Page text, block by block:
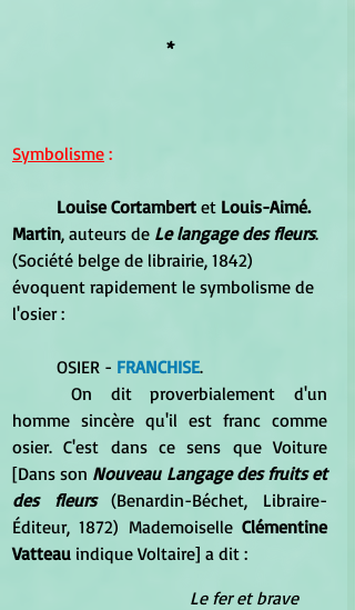
*
Symbolisme :
Louise Cortambert et Louis-Aimé.
Martin, auteurs de Le langage des fleurs.
(Société belge de librairie, 1842)
évoquent rapidement le symbolisme de
l'osier :
	OSIER -
FRANCHISE.
homme sincère qu'il est franc comme
osier. C'est dans ce sens que Voiture
[Dans son Nouveau Langage des fruits et
des fleurs (Benardin-Béchet, Libraire-
Éditeur, 1872) Mademoiselle Clémentine
Vatteau indique Voltaire] a dit :
Le fer et brave